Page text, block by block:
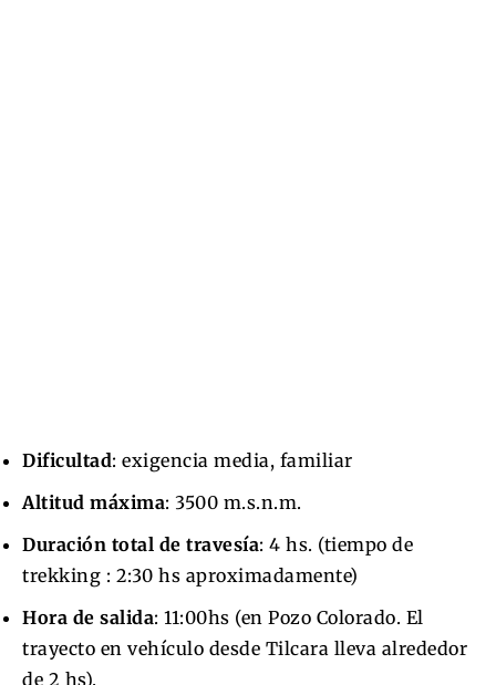
Dificultad: exigencia media, familiar
Altitud máxima: 3500 m.s.n.m.
Duración total de travesía: 4 hs. (tiempo de
trekking : 2:30 hs aproximadamente)
Hora de salida: 11:00hs (en Pozo Colorado. El
trayecto en vehículo desde Tilcara lleva alrededor
de 2 hs).